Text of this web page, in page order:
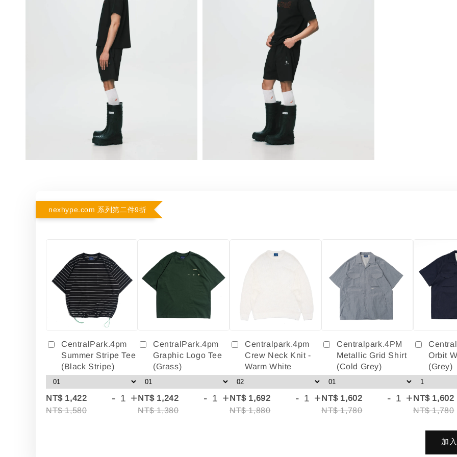
nexhype.com 系列第二件9折
CentralPark.4pm
Summer Stripe Tee
(Black Stripe)
NT$ 1,422
NT$ 1,580
- +
CentralPark.4pm
Graphic Logo Tee
(Grass)
NT$ 1,242
NT$ 1,380
- +
Centralpark.4pm
Crew Neck Knit -
Warm White
NT$ 1,692
NT$ 1,880
- +
Centralpark.4PM
Metallic Grid Shirt
(Cold Grey)
NT$ 1,602
NT$ 1,780
- +
Orbit
(Grey)
NT$ 1,602
NT$ 1,780
加